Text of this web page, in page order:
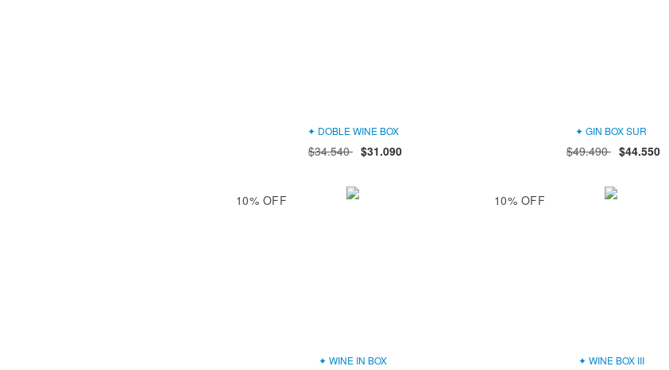
✦ DOBLE WINE BOX
$34.540 $31.090
✦ GIN BOX SUR
$49.490 $44.550
10% OFF
✦ WINE IN BOX
10% OFF
✦ WINE BOX III